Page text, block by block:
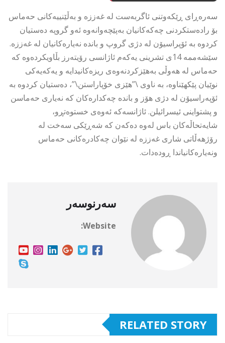
سەرەڕای ڕێکەوتنی ئاگربەست لە غەززە و بەڵێنییەکانی حەماس
بۆ رادەستکردنی چەکەکانیان بەپێچەوانەوە ئەو گروپە دەستیان
کردوە بە ئۆپراسیۆن لە دژی گروپ و باندە نەیارەکانیان لە غەززە.
سێشەممە 14ی تشرینی یەکەم ئاژانسی رۆیتەرز بڵاویکردەوە کە
حەماس لە هەوڵی بەهێزکردنەوەی ریزەکانیدایە و یەکەیەکی
نوێیان پێکهێناوە، بە ناوی \”هێزی خۆپاراستن\”، دەستیان کردوە بە
ئۆپەراسیۆن لە دژی هۆز و باندە چەکدارەکان کە نەیاری حەماسن
و پشتواینی ئیسرائیلن. ئاژانسەکە ئەوەی خستوەتڕو،
شایەتحاڵەکان باس لەوە دەکەن کە شەڕێکی سەخت لە
رۆژهەڵاتی شاری غەززە لە نێوان چەکادرەکانی حەماس
ونەیارەکانیاندا ڕودەدات.
سەرنوسەر
Website:
RELATED STORY